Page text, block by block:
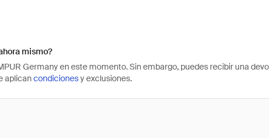
mismo?
Germany en este momento. Sin embargo, puedes recibir una
aplicancondicionesy exclusiones.